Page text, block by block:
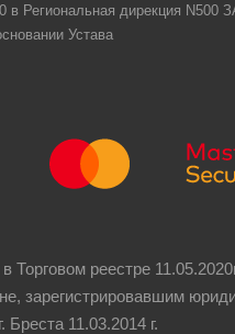
в Региональная дирекция
Устава
Торговом реестре
зарегистрировавшим
11.03.2014 г.